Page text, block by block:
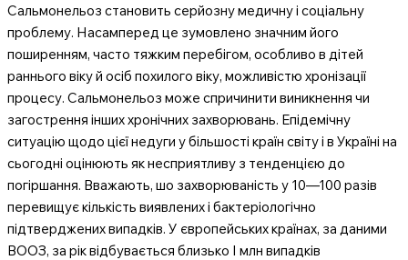
Сальмонельоз становить серйозну медичну і соціальну
проблему. Насамперед це зумовлено значним його
поширенням, часто тяжким перебігом, особливо в дітей
раннього віку й осіб похилого віку, можливістю хронізації
процесу. Сальмонельоз може спричинити виникнення чи
загострення інших хронічних захворювань. Епідемічну
ситуацію щодо цієї недуги у більшості країн світу і в Україні на
сьогодні оцінюють як несприятливу з тенденцією до
погіршання. Вважають, шо захворюваність у 10—100 разів
перевищує кількість виявлених і бактеріологічно
підтверджених випадків. У європейських країнах, за даними
ВООЗ, за рік відбувається близько І млн випадків